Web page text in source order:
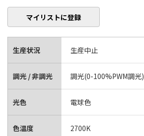
マイリストに登録
生産状況 生産中止
調光 / 非調光 調光(0-100%PWM調光)
光色 電球色
色温度 2700K